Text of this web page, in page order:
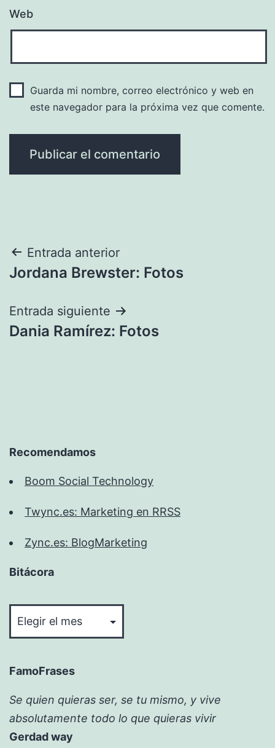
Web
Guarda mi nombre, correo electrónico y web en
este navegador para la próxima vez que comente.
Navegación
de
entradas
Entrada anterior
Jordana Brewster: Fotos
Entrada siguiente
Dania Ramírez: Fotos
Recomendamos
Boom Social Technology
Twync.es: Marketing en RRSS
Zync.es: BlogMarketing
Bitácora
FamoFrases
Se quien quieras ser, se tu mismo, y vive
absolutamente todo lo que quieras vivir
Gerdad way